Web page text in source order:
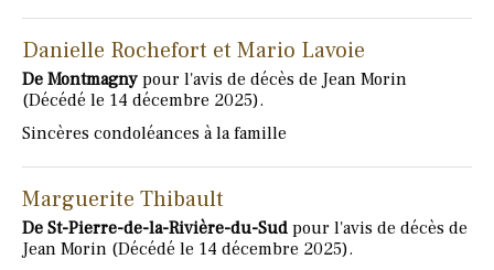
Danielle Rochefort et Mario Lavoie
De Montmagny pour l'avis de décès de Jean Morin
(Décédé le 14 décembre 2025).
Sincères condoléances à la famille
Marguerite Thibault
De St-Pierre-de-la-Rivière-du-Sud pour l'avis de décès de
Jean Morin (Décédé le 14 décembre 2025).